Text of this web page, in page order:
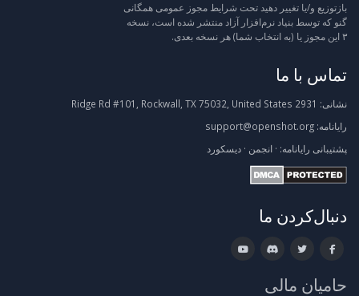
بازتوزیع و/یا تغییر دهید تحت شرایط مجوز عمومی همگانی
گنو که توسط بنیاد نرم‌افزار آزاد منتشر شده است، نسخه
۳ این مجوز یا (به انتخاب شما) هر نسخه بعدی.
تماس با ما
نشانی:
رایانامه: support@openshot.org
پشتیبانی رایانامه: · انجمن · دیسکورد
دنبال‌کردن ما
حامیان مالی